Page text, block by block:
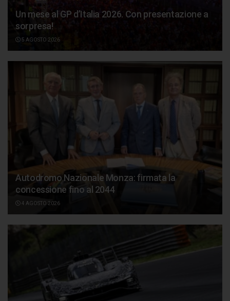
Un mese al GP d’Italia 2026. Con presentazione a
sorpresa!
5 AGOSTO 2026
Autodromo Nazionale Monza: firmata la
concessione fino al 2044
4 AGOSTO 2026